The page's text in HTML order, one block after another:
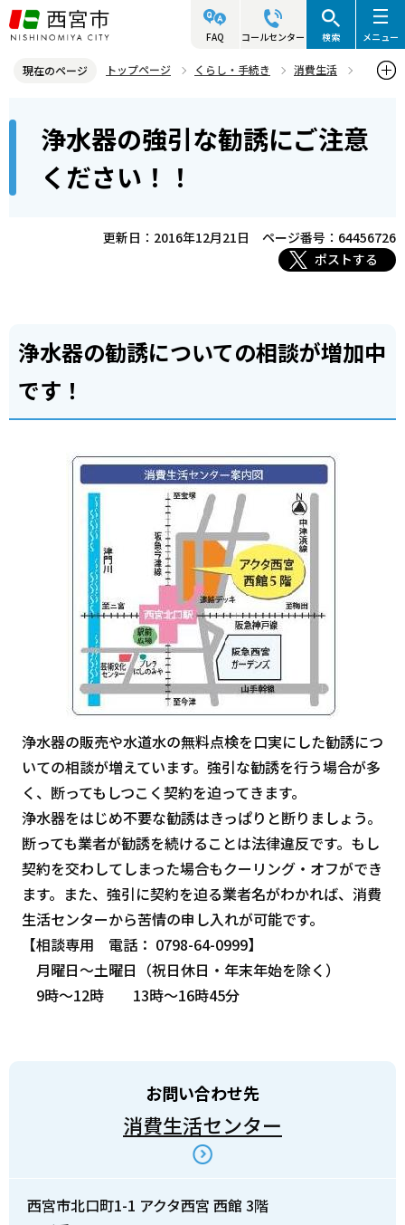
こ
の
ジ
頭
FAQ コールセンター 検索 メニュー
現在のページ トップページ くらし・手続き
消費生活
浄水器の強引な勧誘にご注意ください！！
浄水器の強引な勧誘にご注意
ください！！
更新日：2016年12月21日
ページ番号：64456726
ポストする
浄水器の勧誘についての相談が増加中
です！
浄水器の販売や水道水の無料点検を口実にした勧誘につ
いての相談が増えています。強引な勧誘を行う場合が多
く、断ってもしつこく契約を迫ってきます。
浄水器をはじめ不要な勧誘はきっぱりと断りましょう。
断っても業者が勧誘を続けることは法律違反です。もし
契約を交わしてしまった場合もクーリング・オフができ
ます。また、強引に契約を迫る業者名がわかれば、消費
生活センターから苦情の申し入れが可能です。
【相談専用 電話： 0798-64-0999】
月曜日～土曜日（祝日休日・年末年始を除く）
9時～12時 13時～16時45分
お問い合わせ先
消費生活センター
西宮市北口町1-1 アクタ西宮 西館 3階